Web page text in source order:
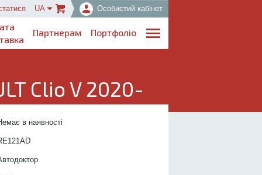
UA Особистий кабінет
Партнерам Портфоліо
Clio V 2020-
в наявності
AD